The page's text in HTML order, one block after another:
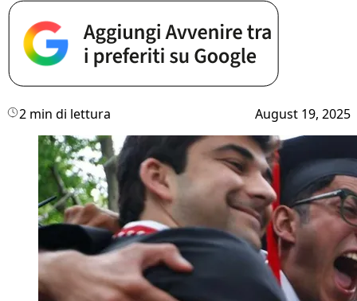
2 min di lettura August 19, 2025